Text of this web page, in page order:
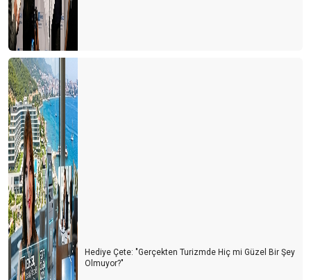
Hediye Çete: "Gerçekten Turizmde Hiç mi Güzel Bir Şey
Olmuyor?"